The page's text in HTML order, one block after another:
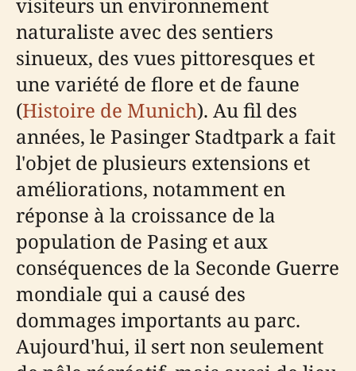
naturaliste avec des sentiers
sinueux, des vues pittoresques et
une variété de flore et de faune
(Histoire de Munich). Au fil des
années, le Pasinger Stadtpark a fait
l'objet de plusieurs extensions et
améliorations, notamment en
réponse à la croissance de la
population de Pasing et aux
conséquences de la Seconde Guerre
mondiale qui a causé des
dommages importants au parc.
Aujourd'hui, il sert non seulement